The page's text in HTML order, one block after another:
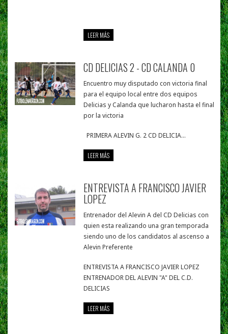
LEER MÁS
CD DELICIAS 2 - CD CALANDA 0
Encuentro muy disputado con victoria final
para el equipo local entre dos equipos
Delicias y Calanda que lucharon hasta el final
por la victoria
PRIMERA ALEVIN G. 2 CD DELICIA...
LEER MÁS
ENTREVISTA A FRANCISCO JAVIER
LOPEZ
Entrenador del Alevin A del CD Delicias con
quien esta realizando una gran temporada
siendo uno de los candidatos al ascenso a
Alevin Preferente
ENTREVISTA A FRANCISCO JAVIER LOPEZ
ENTRENADOR DEL ALEVIN "A" DEL C.D.
DELICIAS
LEER MÁS